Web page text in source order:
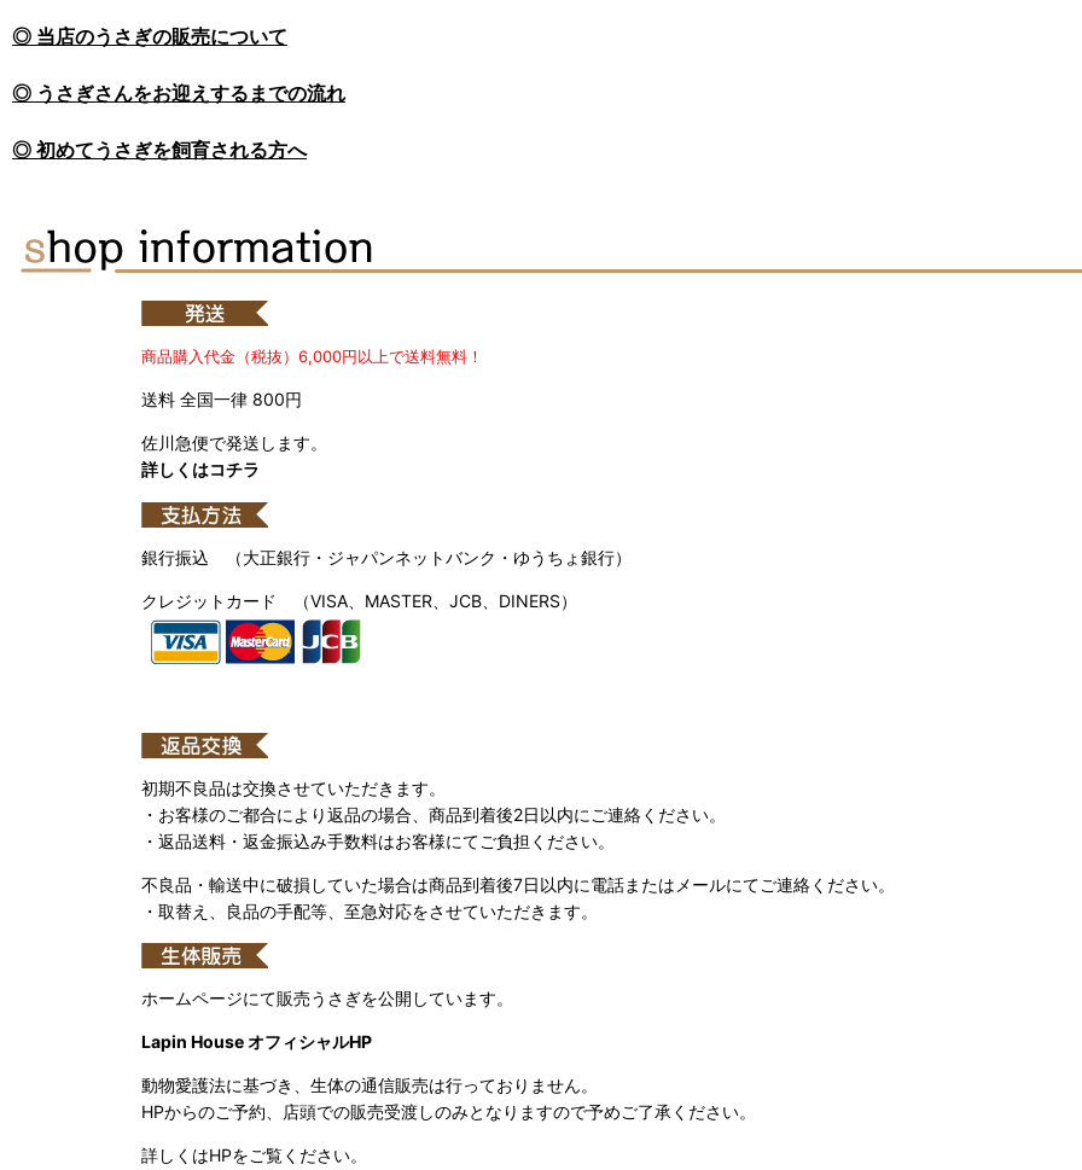
◎ 当店のうさぎの販売について
◎ うさぎさんをお迎えするまでの流れ
◎ 初めてうさぎを飼育される方へ
商品購入代金（税抜）6,000円以上で送料無料！
送料 全国一律 800円
佐川急便で発送します。
詳しくはコチラ
銀行振込 （大正銀行・ジャパンネットバンク・ゆうちょ銀行）
クレジットカード （VISA、MASTER、JCB、DINERS）
初期不良品は交換させていただきます。
・お客様のご都合により返品の場合、商品到着後2日以内にご連絡ください。
・返品送料・返金振込み手数料はお客様にてご負担ください。
不良品・輸送中に破損していた場合は商品到着後7日以内に電話またはメールにてご連絡ください。
・取替え、良品の手配等、至急対応をさせていただきます。
ホームページにて販売うさぎを公開しています。
Lapin House オフィシャルHP
動物愛護法に基づき、生体の通信販売は行っておりません。
HPからのご予約、店頭での販売受渡しのみとなりますので予めご了承ください。
詳しくはHPをご覧ください。